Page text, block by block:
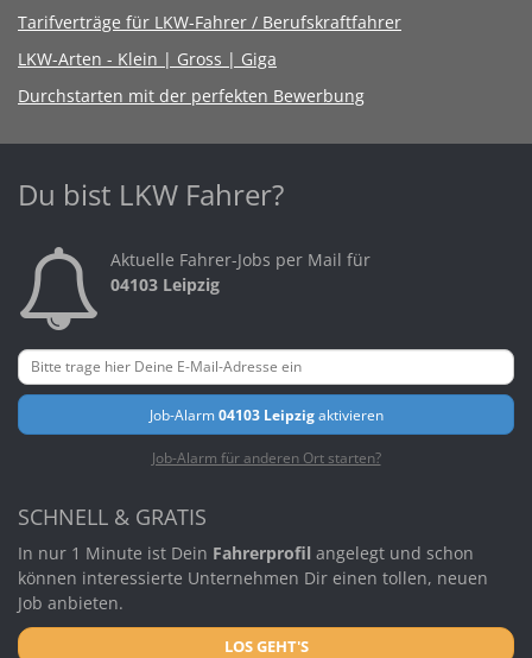
Tarifverträge für LKW-Fahrer / Berufskraftfahrer
LKW-Arten - Klein | Gross | Giga
Durchstarten mit der perfekten Bewerbung
Du bist LKW Fahrer?
Aktuelle Fahrer-Jobs per Mail für
04103 Leipzig
Job-Alarm04103 Leipzigaktivieren
Job-Alarm für anderen Ort starten?
SCHNELL & GRATIS
In nur 1 Minute ist Dein Fahrerprofil angelegt und schon
können interessierte Unternehmen Dir einen tollen, neuen
Job anbieten.
LOS GEHT'S